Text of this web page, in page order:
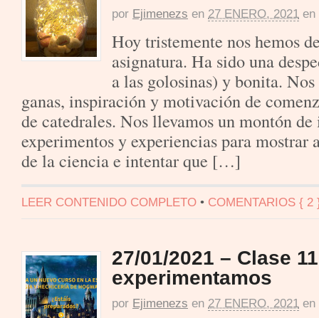
por Ejimenezs en 27 ENERO, 2021 en
Hoy tristemente nos hemos
asignatura. Ha sido una
a las golosinas) y bonita.
ganas, inspiración y motivación de
de catedrales. Nos llevamos un montón
experimentos y experiencias para mostrar
de la ciencia e intentar que […]
LEER CONTENIDO COMPLETO • COMENTARIOS { 2
27/01/2021 – Clase
experimentamos
por Ejimenezs en 27 ENERO, 2021 en